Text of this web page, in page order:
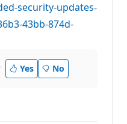
security-updates-
43bb-874d-
Yes No